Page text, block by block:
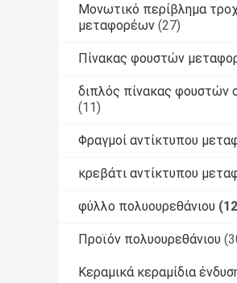
Μονωτικό περίβλημα
μεταφορέων (27)
Πίνακας φουστών
διπλός πίνακας φουστών
(11)
Φραγμοί αντίκτυπου
κρεβάτι αντίκτυπου
φύλλο πολυουρεθάνιου
Προϊόν πολυουρεθάνιου
Κεραμικά κεραμίδια